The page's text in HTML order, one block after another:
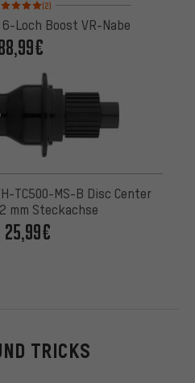
(2)
Loch Boost VR-Nabe
TC500-MS-B Disc Center
mm Steckachse
25,99€
TRICKS